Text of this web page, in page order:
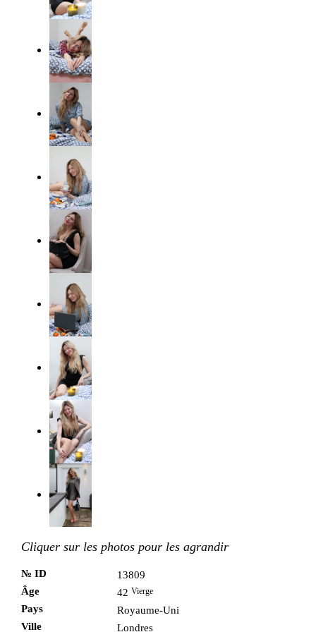
Cliquer sur les photos pour les agrandir
№ ID
13809
Âge
42 Vierge
Pays
Royaume-Uni
Ville
Londres